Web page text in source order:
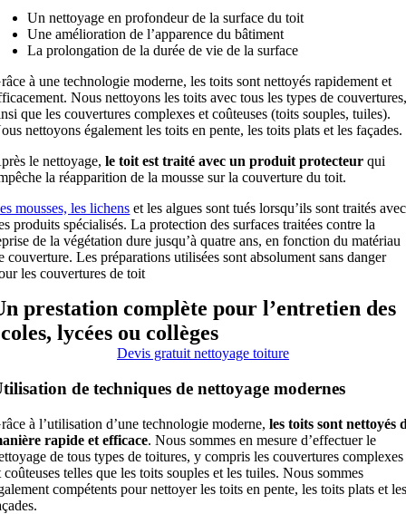
Un nettoyage en profondeur de la surface du toit
Une amélioration de l’apparence du bâtiment
La prolongation de la durée de vie de la surface
à une technologie moderne, les toits sont nettoyés rapidement et
Nous nettoyons les toits avec tous les types de
que les couvertures complexes et coûteuses (toits souples, tuiles).
nettoyons également les toits en pente, les toits plats et les façades.
le nettoyage,le toit est traité avec un produit protecteur qui
la réapparition de la mousse sur la couverture du toit.
mousses, les lichens et les algues sont tués lorsqu’ils sont traités avec
produits spécialisés. La protection des surfaces traitées contre la
de la végétation dure jusqu’à quatre ans, en fonction du matériau
couverture. Les préparations utilisées sont absolument sans danger
les couvertures de toit
prestation complète pour l’entretien des
lycées ou collèges
Devis gratuit nettoyage toiture
de techniques de nettoyage modernes
à l’utilisation d’une technologie moderne,les toits sont nettoyés
rapide et efficace. Nous sommes en mesure d’effectuer le
de tous types de toitures, y compris les couvertures complexes
coûteuses telles que les toits souples et les tuiles. Nous sommes
compétents pour nettoyer les toits en pente, les toits plats et